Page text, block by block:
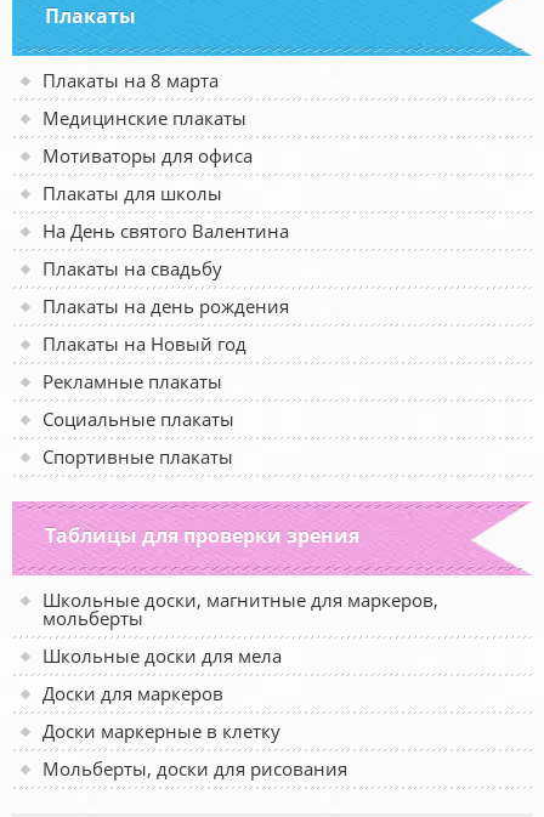
Плакаты
Плакаты на 8 марта
Медицинские плакаты
Мотиваторы для офиса
Плакаты для школы
На День святого Валентина
Плакаты на свадьбу
Плакаты на день рождения
Плакаты на Новый год
Рекламные плакаты
Социальные плакаты
Спортивные плакаты
Таблицы для проверки зрения
Школьные доски, магнитные для маркеров,
мольберты
Школьные доски для мела
Доски для маркеров
Доски маркерные в клетку
Мольберты, доски для рисования